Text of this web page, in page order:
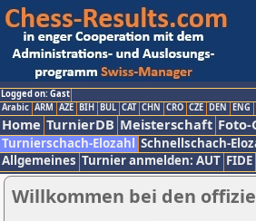
Logged on: Gast
Arabic ARM AZE BIH BUL CAT CHN CRO CZE DEN ENG
Home TurnierDB Meisterschaft Foto-
Turnierschach-Elozahl Schnellschach-
Allgemeines Turnier anmelden: AUT FIDE
Willkommen bei den